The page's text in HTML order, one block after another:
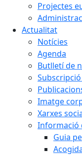
Projectes
Actualitat
Notícies
Agenda
Butlletí de
Imatge
Xarxes
Informació
Guia